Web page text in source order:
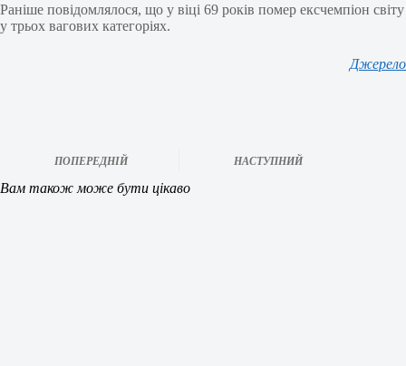
Раніше повідомлялося, що у віці 69 років помер ексчемпіон світу
у трьох вагових категоріях.
Джерело
ПОПЕРЕДНІЙ НАСТУПНИЙ
Вам також може бути цікаво